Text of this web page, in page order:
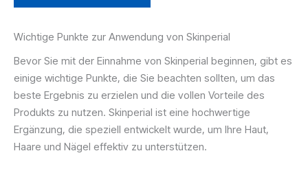
Wichtige Punkte zur Anwendung von Skinperial
Bevor Sie mit der Einnahme von Skinperial beginnen, gibt es
einige wichtige Punkte, die Sie beachten sollten, um das
beste Ergebnis zu erzielen und die vollen Vorteile des
Produkts zu nutzen. Skinperial ist eine hochwertige
Ergänzung, die speziell entwickelt wurde, um Ihre Haut,
Haare und Nägel effektiv zu unterstützen.